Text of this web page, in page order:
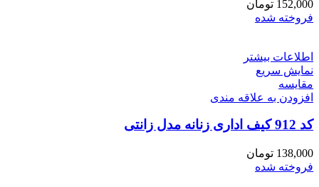
152,000 تومان
فروخته شده
اطلاعات بیشتر
نمایش سریع
مقايسه
افزودن به علاقه مندی
کد 912 کیف اداری زنانه مدل زانتی
138,000 تومان
فروخته شده